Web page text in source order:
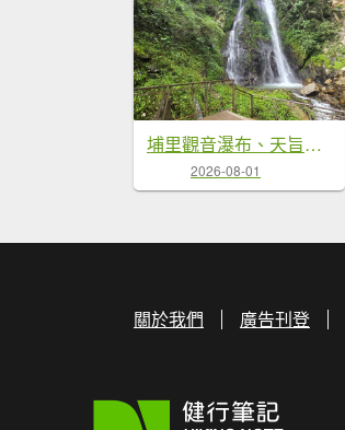
埔里觀音瀑布、天旨宮鰲頭山步道
2026-08-01
關於我們 廣告刊登